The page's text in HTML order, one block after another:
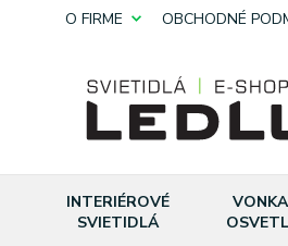
O FIRME OBCHODNÉ
INTERIÉROVÉ
SVIETIDLÁ